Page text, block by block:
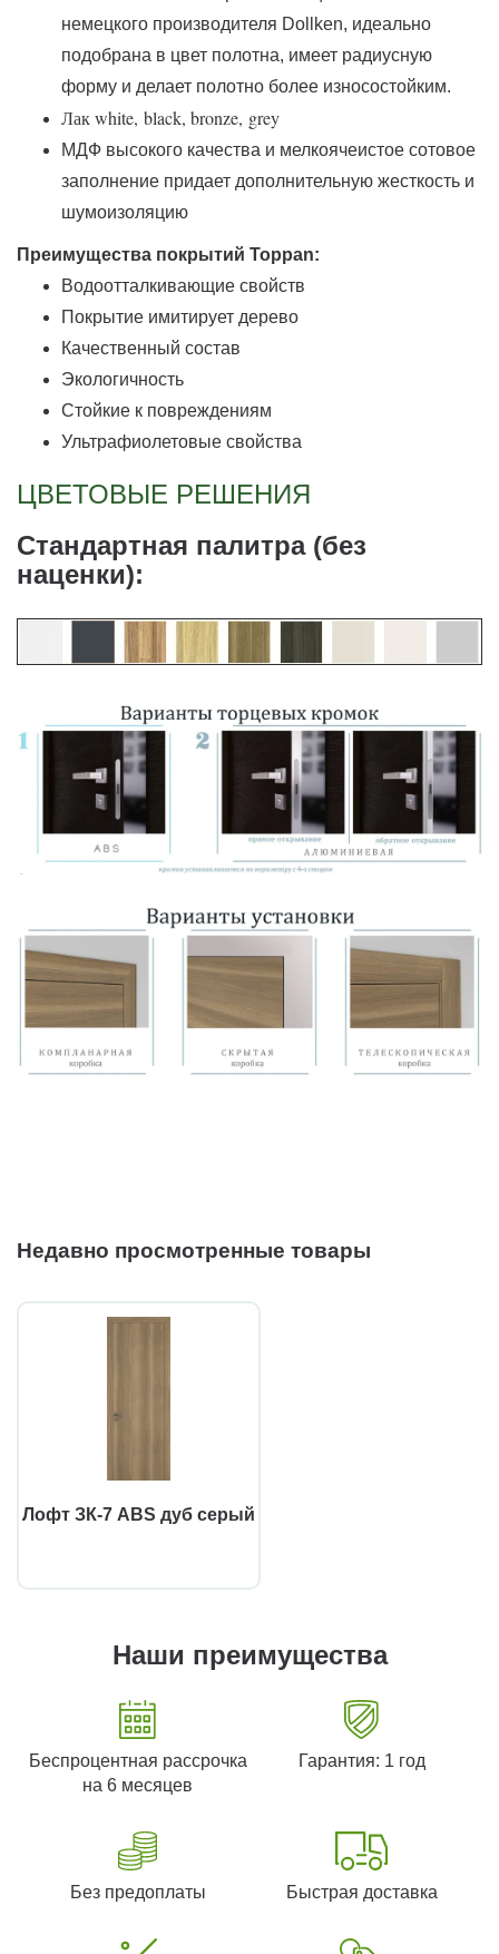
немецкого производителя Dollken, идеально
подобрана в цвет полотна, имеет радиусную
форму и делает полотно более износостойким.
Лак white, black, bronze, grey
МДФ высокого качества и мелкоячеистое сотовое
заполнение придает дополнительную жесткость и
шумоизоляцию
Преимущества покрытий Toppan:
Водоотталкивающие свойств
Покрытие имитирует дерево
Качественный состав
Экологичность
Стойкие к повреждениям
Ультрафиолетовые свойства
ЦВЕТОВЫЕ РЕШЕНИЯ
Стандартная палитра (без
наценки):
Недавно просмотренные товары
Лофт ЗК-7 ABS дуб серый
Наши преимущества
Беспроцентная рассрочка
на 6 месяцев
Гарантия: 1 год
Без предоплаты Быстрая доставка